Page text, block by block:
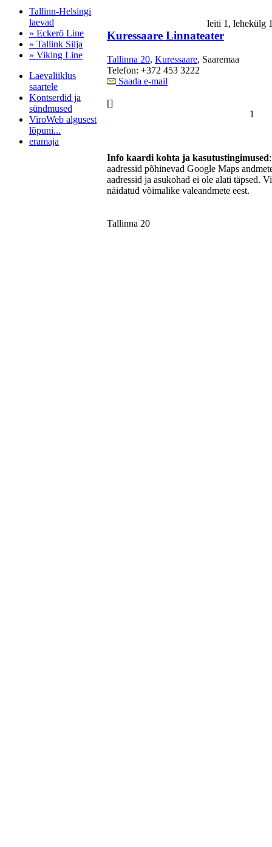
Tallinn-Helsingi
laevad
» Eckerö Line
» Tallink Silja
» Viking Line
Laevaliiklus
saartele
Kontserdid ja
sündmused
ViroWeb algusest
lõpuni...
eramaja
leiti 1,
Kuressaare Linnateater
Tallinna 20, Kuressaare, Saaremaa
Telefon: +372 453 3222
Saada e-mail
[]
1
Info kaardi kohta ja kasutustingimused
aadressid põhinevad Google Maps
aadressid ja asukohad ei ole alati täpsed.
näidatud võimalike valeandmete eest.
Tallinna 20